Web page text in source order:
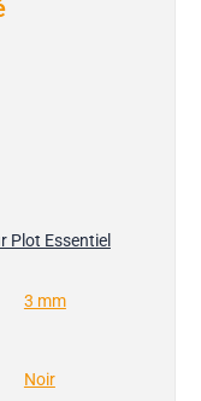
Plot Essentiel
3 mm
Noir